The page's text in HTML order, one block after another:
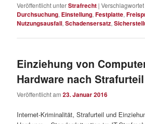
Veröffentlicht unterStrafrecht |
Durchsuchung, Einstellung,Festplatte,
Nutzungsausfall,Schadensersatz,
Einziehung von
Hardware nach Strafurteil
Veröffentlicht am23. Januar 2016
Internet-Kriminalität, Strafurteil und